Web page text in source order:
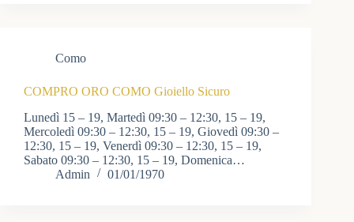
Como
COMPRO ORO COMO Gioiello Sicuro
Lunedì 15 – 19, Martedì 09:30 – 12:30, 15 – 19,
Mercoledì 09:30 – 12:30, 15 – 19, Giovedì 09:30 –
12:30, 15 – 19, Venerdì 09:30 – 12:30, 15 – 19,
Sabato 09:30 – 12:30, 15 – 19, Domenica…
Admin
01/01/1970